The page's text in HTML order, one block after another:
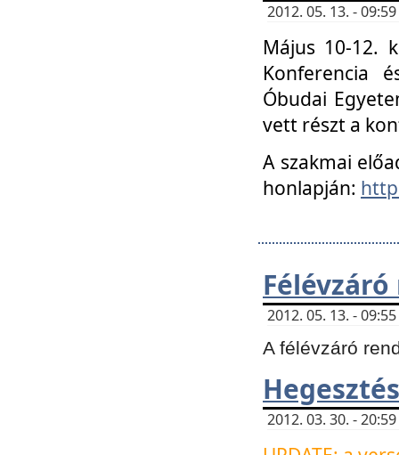
2012. 05. 13. -
Május 10-12.
Konferencia
Óbudai
vett részt a
A szakmai
honlapján:
2012. 05. 13. -
A félévzáró
2012. 03. 30. -